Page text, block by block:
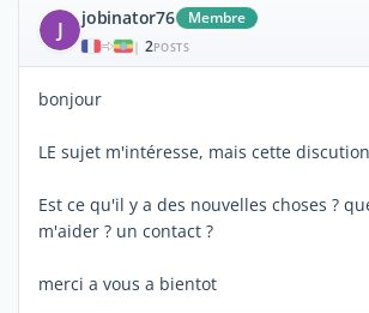
J jobinator76 Membre
| 2POSTS
bonjour
LE sujet m'intéresse, mais cette
Est ce qu'il y a des nouvelles choses ?
m'aider ? un contact ?
merci a vous a bientot